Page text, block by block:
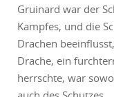
Gruinard war der
Kampfes, und die
Drachen
Drache, ein
herrschte, war